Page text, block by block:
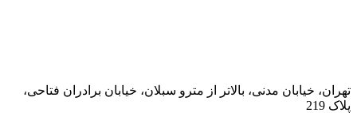
تهران، خیابان مدنی، بالاتر از مترو سبلان، خیابان برادران فتاحی،
پلاک 219